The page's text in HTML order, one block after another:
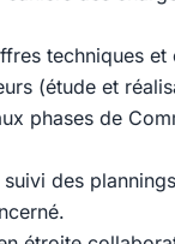
techniques et
(étude et
phases de
des